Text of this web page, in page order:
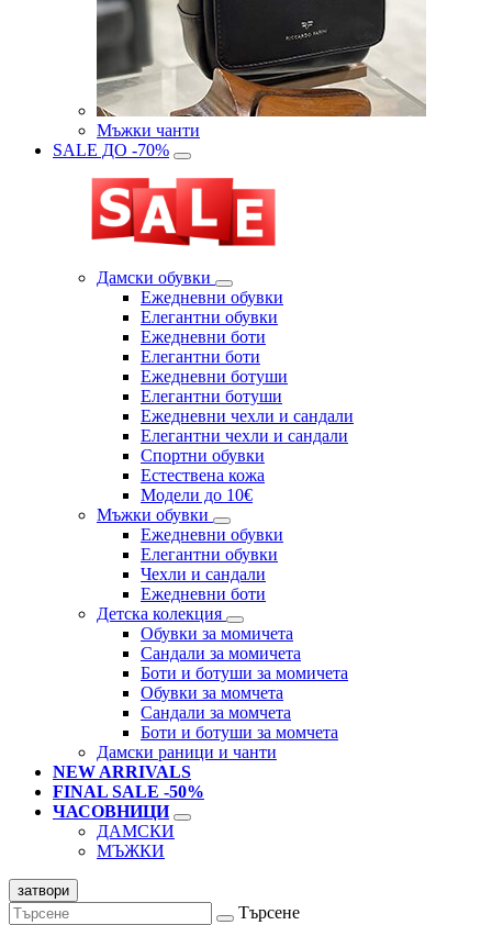
Мъжки чанти
SALE ДО -70%
Дамски обувки
Eжедневни обувки
Eлегантни обувки
Eжедневни боти
Eлегантни боти
Eжедневни ботуши
Eлегантни ботуши
Ежедневни чехли и сандали
Елегантни чехли и сандали
Спортни обувки
Естествена кожа
Модели до 10€
Мъжки обувки
Ежедневни обувки
Елегантни обувки
Чехли и сандали
Ежедневни боти
Детска колекция
Обувки за момичета
Сандали за момичета
Боти и ботуши за момичета
Обувки за момчета
Сандали за момчета
Боти и ботуши за момчета
Дамски раници и чанти
NEW ARRIVALS
FINAL SALE -50%
ЧАСОВНИЦИ
ДАМСКИ
МЪЖКИ
затвори
Търсене